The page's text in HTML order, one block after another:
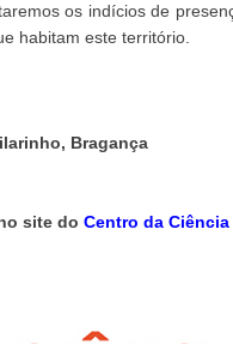
os indícios de
habitam este território.
Bragança
site do Centro da Ciência